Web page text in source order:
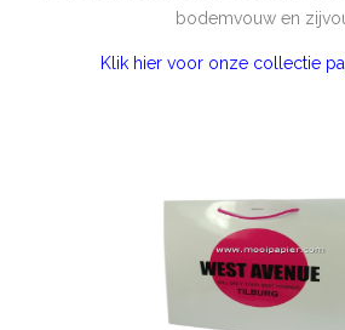
bodemvouw en
Klik hier voor onze collectie